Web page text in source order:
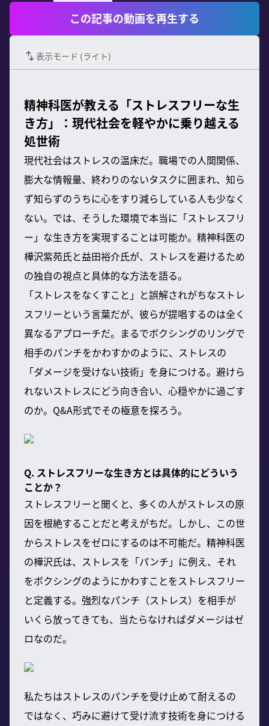
この記事の動画を再生する
表示モード (ライト)
精神科医が教える「ストレスフリーな生
き方」：現代社会を軽やかに乗り越える
処世術
現代社会はストレスの温床だ。職場での人間関係、
膨大な情報量、終わりのないタスクに囲まれ、知ら
ず知らずのうちに心をすり減らしている人も少なく
ない。では、そうした環境で本当に「ストレスフリ
ー」な生き方を実現することは可能か。精神科医の
樺沢紫苑氏と益田裕介氏が、ストレスを避けるため
の独自の視点と具体的な方法を語る。
「ストレスをなくすこと」と誤解されがちなストレ
スフリーという言葉だが、彼らが提唱するのは全く
異なるアプローチだ。まるでボクシングのリングで
相手のパンチをかわすかのように、ストレスの
「ダメージを受けない技術」を身につける。避けら
れないストレスにどう向き合い、心穏やかに過ごす
のか。Q&A形式でその極意を探ろう。
Q. ストレスフリーな生き方とは具体的にどういう
ことか？
ストレスフリーと聞くと、多くの人がストレスの原
因を根絶することだと考えがちだ。しかし、この世
からストレスをゼロにするのは不可能だ。精神科医
の樺沢氏は、ストレスを「パンチ」に例え、それ
をボクシングのようにかわすことをストレスフリー
と定義する。強烈なパンチ（ストレス）を相手が
いくら放ってきても、当たらなければダメージはゼ
ロなのだ。
私たちはストレスのパンチを受け止めて耐えるの
ではなく、巧みに避けて受け流す技術を身につける